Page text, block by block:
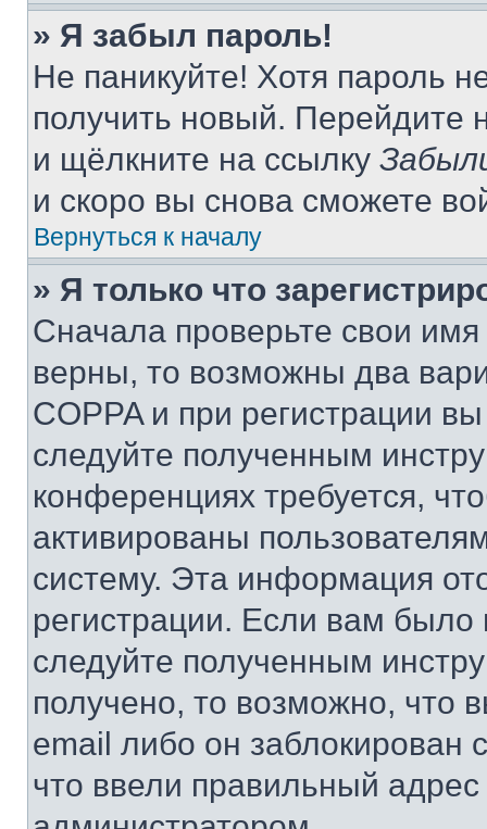
» Я забыл пароль!
Не паникуйте! Хотя пароль
получить новый. Перейдите
и щёлкните на ссылку
и скоро вы снова сможете
Вернуться к началу
» Я только что
Сначала проверьте свои
верны, то возможны два
COPPA и при регистрации
следуйте полученным
конференциях требуется,
активированы
систему. Эта информация
регистрации. Если вам
следуйте полученным
получено, то возможно, что
email либо он
что ввели правильный адрес